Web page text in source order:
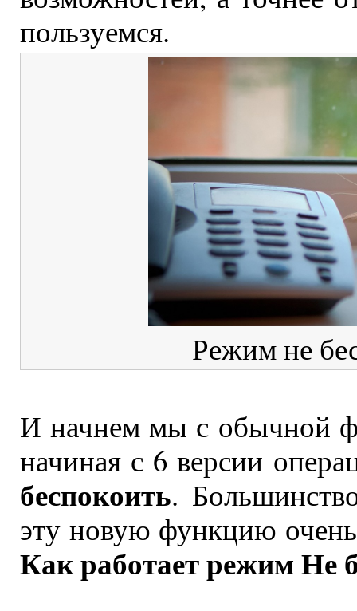
пользуемся.
Режим не
И начнем мы с обычной
начиная с 6 версии
беспокоить.
эту новую функцию
Как работает режим Не